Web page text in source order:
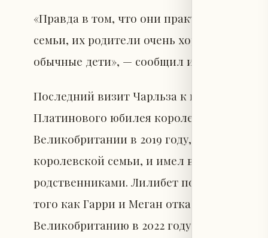
«Правда в том, что они практически не
семьи, их родители очень хорошо
обычные дети», — сообщил источник,
Последний визит Чарльза к внукам в
Платинового юбилея королевы Елизаветы
Великобритании в 2019 году, когда его
королевской семьи, и имел возможность
родственниками. Лилибет появилась на
того как Гарри и Меган отказались от
Великобританию в 2022 году считается